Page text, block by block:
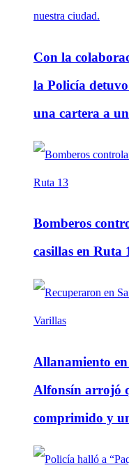
Con la
la Policía
una cartera a
Bomberos
casillas en Ruta
Allanamiento
Alfonsín arrojó
comprimido y